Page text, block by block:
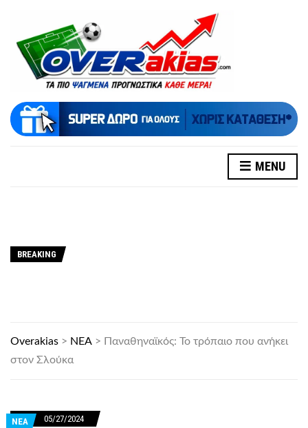
MENU
BREAKING
Overakias > ΝΕΑ > Παναθηναϊκός: Το τρόπαιο που ανήκει
στον Σλούκα
ΝΕΑ 05/27/2024